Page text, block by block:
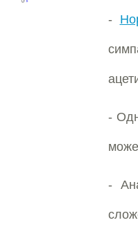
-
-
-